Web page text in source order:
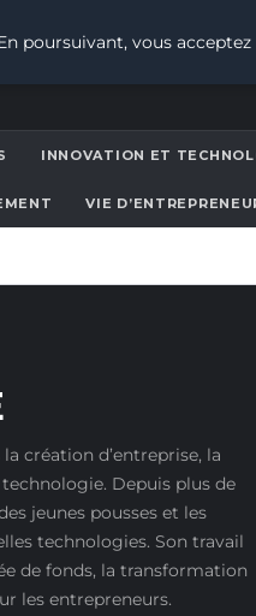
INNOVATION ET
VIE
création d’entreprise, la
Depuis plus de
jeunes pousses et les
technologies. Son travail
de fonds, la transformation
les entrepreneurs.
poursuivant, vous